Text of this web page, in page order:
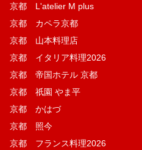
京都 L'atelier M plus
京都 カペラ京都
京都 山本料理店
京都 イタリア料理2026
京都 帝国ホテル 京都
京都 祇園 やま平
京都 かはづ
京都 照今
京都 フランス料理2026